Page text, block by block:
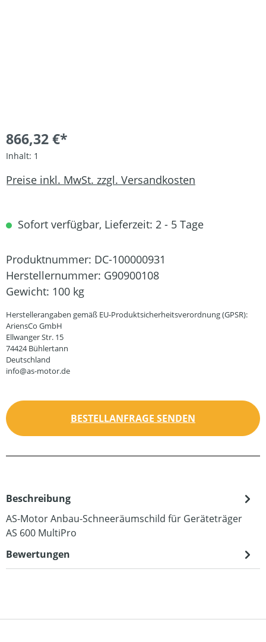
866,32 €*
Inhalt: 1
Preise inkl. MwSt. zzgl. Versandkosten
Sofort verfügbar, Lieferzeit: 2 - 5 Tage
Produktnummer: DC-100000931
Herstellernummer: G90900108
Gewicht: 100 kg
Herstellerangaben gemäß EU-Produktsicherheitsverordnung (GPSR):
AriensCo GmbH
Ellwanger Str. 15
74424 Bühlertann
Deutschland
info@as-motor.de
BESTELLANFRAGE SENDEN
Beschreibung
AS-Motor Anbau-Schneeräumschild für Geräteträger
AS 600 MultiPro
Bewertungen